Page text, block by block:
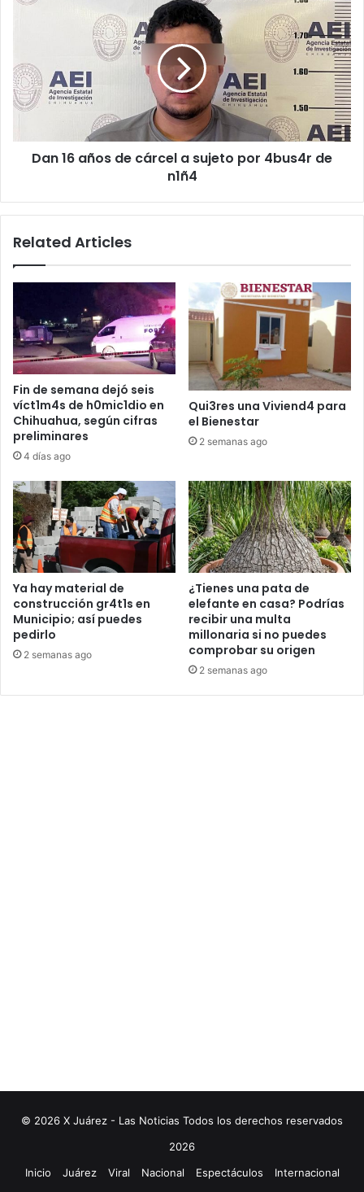
cárcel
a
sujeto
4bus4r
Dan 16 años de cárcel a sujeto por 4bus4r de
n1ñ4
Related Articles
Fin de semana dejó seis
víct1m4s de h0mic1dio en
Chihuahua, según cifras
preliminares
4 días ago
Qui3res una Viviend4 para
el Bienestar
2 semanas ago
Ya hay material de
construcción gr4t1s en
Municipio; así puedes
pedirlo
2 semanas ago
¿Tienes una pata de
elefante en casa? Podrías
recibir una multa
millonaria si no puedes
comprobar su origen
2 semanas ago
© 2026 X Juárez - Las Noticias Todos los derechos reservados
2026
Inicio
Juárez Viral Nacional Espectáculos
Internacional